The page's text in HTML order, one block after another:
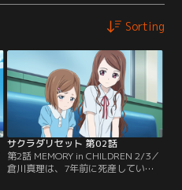
Sorting
サクラダリセット 第02話
第2話 MEMORY in CHILDREN 2/3／
倉川真理は、7年前に死産していた